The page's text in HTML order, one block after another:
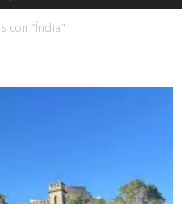
con "Índia"